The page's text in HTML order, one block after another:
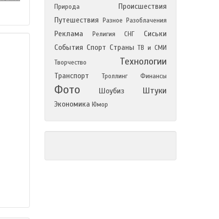
Природа
Происшествия
Путешествия
Разное Разоблачения
Реклама Религия СНГ
Сиськи
События Спорт Страны ТВ и СМИ
Творчество
Технологии
Транспорт Троллинг Финансы
Фото Шоубиз Штуки
Экономика Юмор